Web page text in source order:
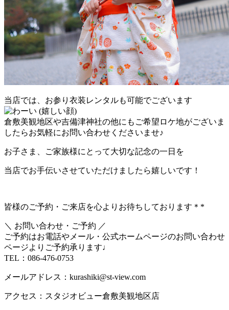
当店では、お参り衣装レンタルも可能でございます
倉敷美観地区や吉備津神社の他にもご希望ロケ地がございま
したらお気軽にお問い合わせくださいませ♪
お子さま、ご家族様にとって大切な記念の一日を
当店でお手伝いさせていただけましたら嬉しいです！
皆様のご予約・ご来店を心よりお待ちしております＊*
＼ お問い合わせ・ご予約 ／
ご予約はお電話やメール・公式ホームページのお問い合わせ
ページよりご予約承ります♩
TEL：086-476-0753
メールアドレス：kurashiki@st-view.com
アクセス：スタジオビュー倉敷美観地区店